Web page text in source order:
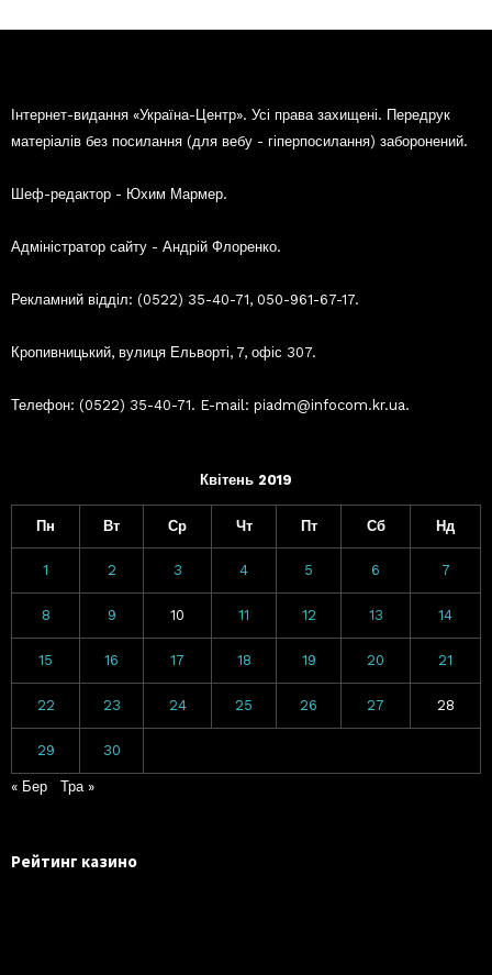
Інтернет-видання «Україна-Центр». Усі права захищені. Передрук
матеріалів без посилання (для вебу - гіперпосилання) заборонений.
Шеф-редактор - Юхим Мармер.
Адміністратор сайту - Андрій Флоренко.
Рекламний відділ: (0522) 35-40-71, 050-961-67-17.
Кропивницький, вулиця Ельворті, 7, офіс 307.
Телефон: (0522) 35-40-71. E-mail: piadm@infocom.kr.ua.
Квітень 2019
Пн Вт Ср Чт Пт Сб Нд
1 2 3 4 5 6 7
8 9 10 11 12 13 14
15 16 17 18 19 20 21
22 23 24 25 26 27 28
29 30
« Бер Тра »
Рейтинг казино